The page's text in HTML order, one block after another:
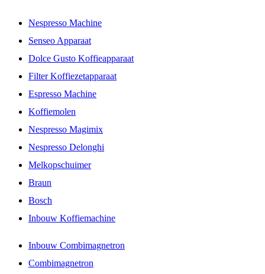
Nespresso Machine
Senseo Apparaat
Dolce Gusto Koffieapparaat
Filter Koffiezetapparaat
Espresso Machine
Koffiemolen
Nespresso Magimix
Nespresso Delonghi
Melkopschuimer
Braun
Bosch
Inbouw Koffiemachine
Inbouw Combimagnetron
Combimagnetron